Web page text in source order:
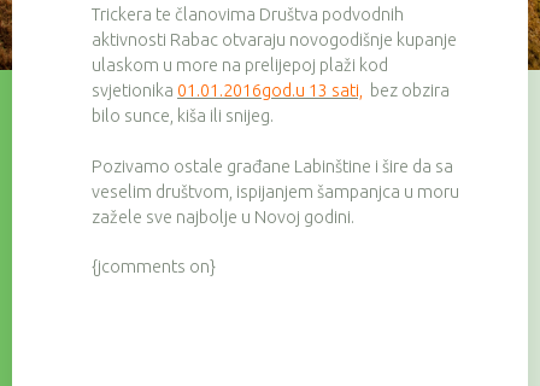
Trickera te članovima Društva podvodnih
aktivnosti Rabac otvaraju novogodišnje kupanje
ulaskom u more na prelijepoj plaži kod
svjetionika 01.01.2016god.u 13 sati,
bez obzira
bilo sunce, kiša ili snijeg.
Pozivamo ostale građane Labinštine i šire da sa
veselim društvom, ispijanjem šampanjca u moru
zažele sve najbolje u Novoj godini.
{jcomments on}